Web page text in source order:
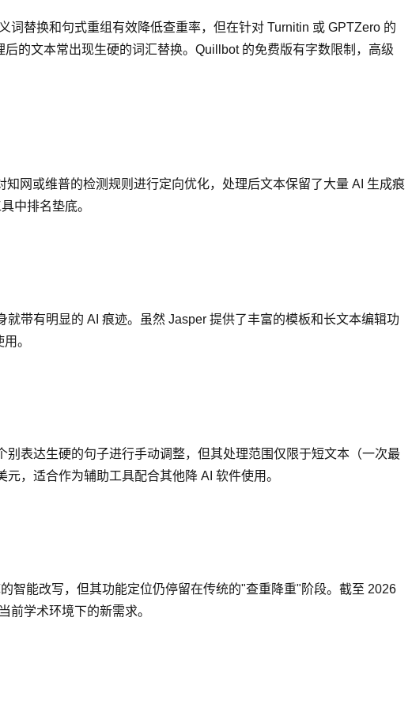
替换和句式重组有效降低查重率，但在针对 Turnitin 或 GPTZero 的
的文本常出现生硬的词汇替换。Quillbot 的免费版有字数限制，高级
网或维普的检测规则进行定向优化，处理后文本保留了大量 AI 生成痕
中排名垫底。
带有明显的 AI 痕迹。虽然 Jasper 提供了丰富的模板和长文本编辑功
。
表达生硬的句子进行手动调整，但其处理范围仅限于短文本（一次最
，适合作为辅助工具配合其他降 AI 软件使用。
智能改写，但其功能定位仍停留在传统的"查重降重"阶段。截至 2026
前学术环境下的新需求。